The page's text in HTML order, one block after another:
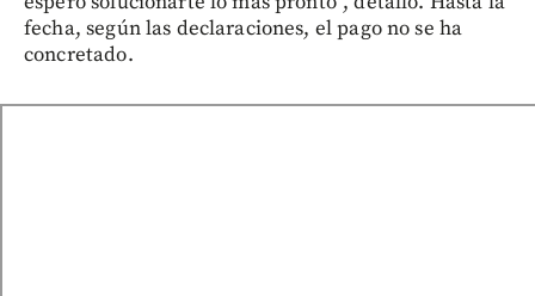
fecha, según las declaraciones, el pago no se ha
concretado.